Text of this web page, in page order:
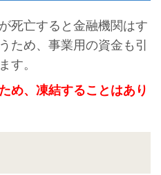
死亡すると金融機関はす
ため、事業用の資金も引
す。
め、凍結することはあり